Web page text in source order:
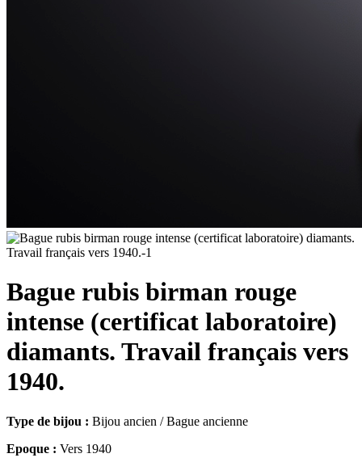
Bague rubis birman rouge
intense (certificat laboratoire)
diamants. Travail français vers
1940.
Type de bijou : Bijou ancien / Bague ancienne
Epoque : Vers 1940